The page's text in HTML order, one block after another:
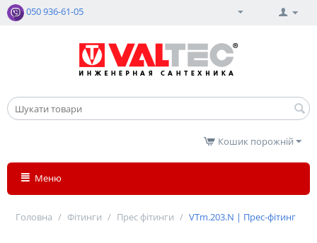
050 936-61-05
Кошик порожній
Меню
Головна / Фітинги / Прес фітинги / VTm.203.N | Прес-фітинг